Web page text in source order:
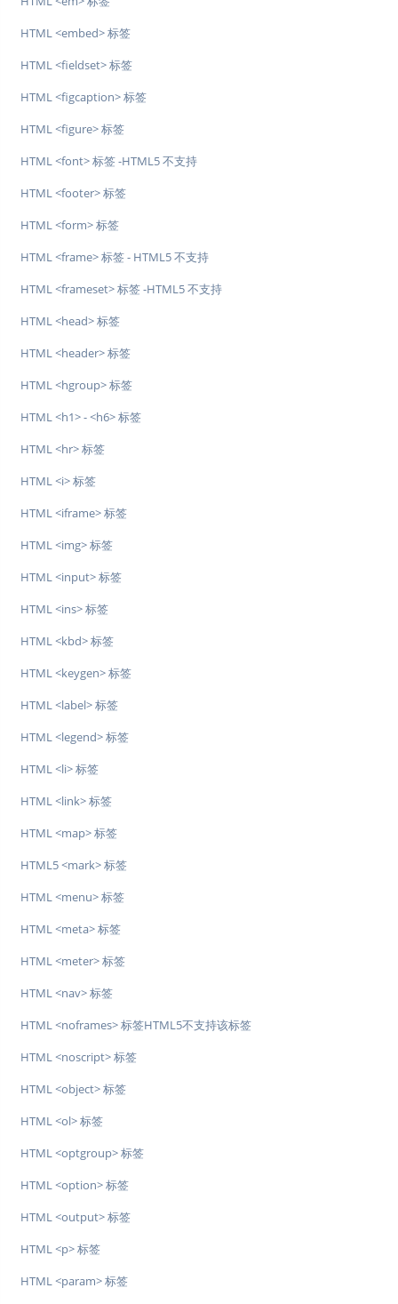
HTML <embed> 标签
HTML <fieldset> 标签
HTML <figcaption> 标签
HTML <figure> 标签
HTML <font> 标签 -HTML5 不支持
HTML <footer> 标签
HTML <form> 标签
HTML <frame> 标签 - HTML5 不支持
HTML <frameset> 标签 -HTML5 不支持
HTML <head> 标签
HTML <header> 标签
HTML <hgroup> 标签
HTML <h1> - <h6> 标签
HTML <hr> 标签
HTML <i> 标签
HTML <iframe> 标签
HTML <img> 标签
HTML <input> 标签
HTML <ins> 标签
HTML <kbd> 标签
HTML <keygen> 标签
HTML <label> 标签
HTML <legend> 标签
HTML <li> 标签
HTML <link> 标签
HTML <map> 标签
HTML5 <mark> 标签
HTML <menu> 标签
HTML <meta> 标签
HTML <meter> 标签
HTML <nav> 标签
HTML <noframes> 标签HTML5不支持该标签
HTML <noscript> 标签
HTML <object> 标签
HTML <ol> 标签
HTML <optgroup> 标签
HTML <option> 标签
HTML <output> 标签
HTML <p> 标签
HTML <param> 标签